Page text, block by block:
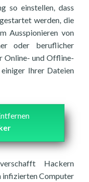
so einstellen, dass
werden, die
Ausspionieren von
oder beruflicher
Online- und Offline-
Ihrer Dateien
Hackern
infizierten Computer